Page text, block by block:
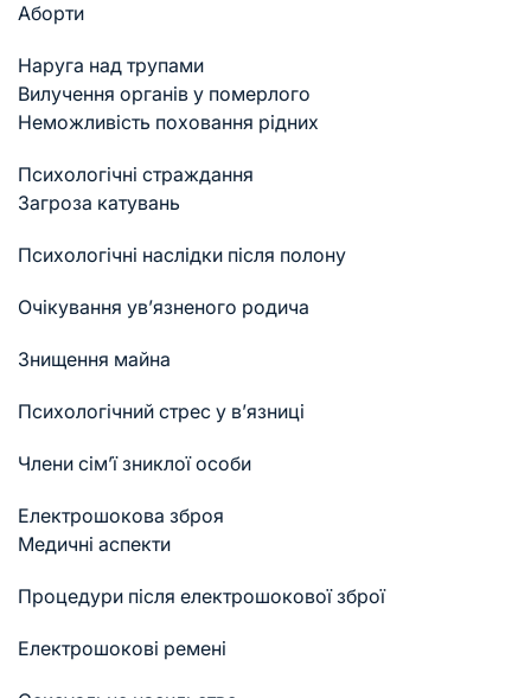
Аборти
Наруга над трупами
Вилучення органів у померлого
Неможливість поховання рідних
Психологічні страждання
Загроза катувань
Психологічні наслідки після полону
Очікування ув’язненого родича
Знищення майна
Психологічний стрес у в’язниці
Члени сім’ї зниклої особи
Електрошокова зброя
Медичні аспекти
Процедури після електрошокової зброї
Електрошокові ремені